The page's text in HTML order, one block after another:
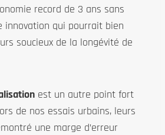
record de 3 ans sans
innovation qui pourrait bien
soucieux de la longévité de
est un autre point fort
de nos essais urbains, leurs
une marge d’erreur